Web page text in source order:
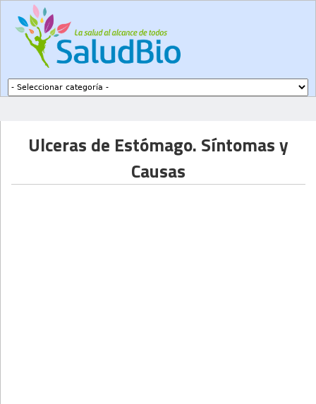
Ulceras de Estómago. Síntomas y
Causas